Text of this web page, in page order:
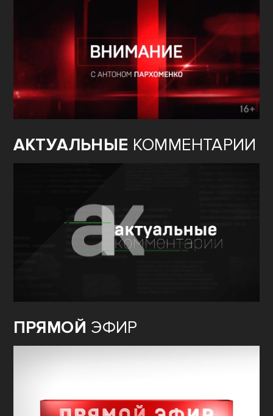
АКТУАЛЬНЫЕ КОММЕНТАРИИ
ПРЯМОЙ ЭФИР